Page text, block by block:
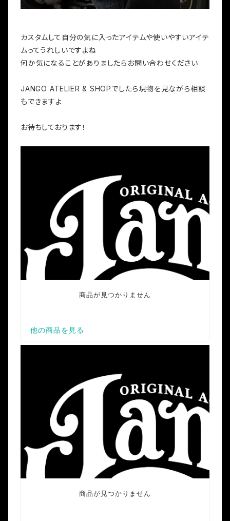
カスタムして自分の気に入ったアイテムや使いやすいアイテ
ムってうれしいですよね
何か気になることがありましたらお問い合わせください
JANGO ATELIER & SHOPでしたら現物を見ながら相談
もできますよ
お待ちしております！